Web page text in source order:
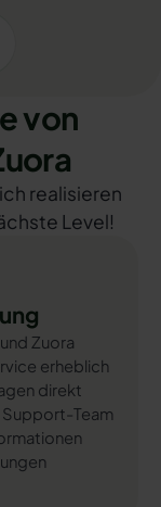
von
realisieren
Level!
Zuora
erheblich
direkt
Team